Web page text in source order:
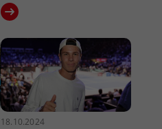
18.10.2024